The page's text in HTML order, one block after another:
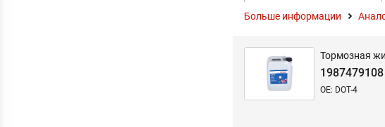
Больше информации
Тормозная
1987479108
OE: DOT-4